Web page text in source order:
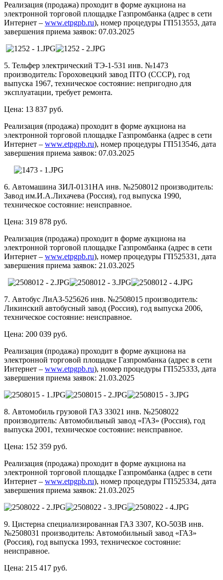
Реализация (продажа) проходит в форме аукциона на
электронной торговой площадке Газпромбанка (адрес в сети
Интернет – www.etpgpb.ru), номер процедуры ГП513553, дата
завершения приема заявок: 07.03.2025
5. Тельфер электрический ТЭ-1-531 инв. №1473
производитель: Гороховецкий завод ПТО (СССР), год
выпуска 1967, техническое состояние: непригодно для
эксплуатации, требует ремонта.
Цена: 13 837 руб.
Реализация (продажа) проходит в форме аукциона на
электронной торговой площадке Газпромбанка (адрес в сети
Интернет – www.etpgpb.ru), номер процедуры ГП513546, дата
завершения приема заявок: 07.03.2025
6. Автомашина ЗИЛ-0131НА инв. №2508012 производитель:
Завод им.И.А.Лихачева (Россия), год выпуска 1990,
техническое состояние: неисправное.
Цена: 319 878 руб.
Реализация (продажа) проходит в форме аукциона на
электронной торговой площадке Газпромбанка (адрес в сети
Интернет – www.etpgpb.ru), номер процедуры ГП525331, дата
завершения приема заявок: 21.03.2025
7. Автобус ЛиАЗ-525626 инв. №2508015 производитель:
Ликинский автобусный завод (Россия), год выпуска 2006,
техническое состояние: неисправное.
Цена: 200 039 руб.
Реализация (продажа) проходит в форме аукциона на
электронной торговой площадке Газпромбанка (адрес в сети
Интернет – www.etpgpb.ru), номер процедуры ГП525333, дата
завершения приема заявок: 21.03.2025
8. Автомобиль грузовой ГАЗ 33021 инв. №2508022
производитель: Автомобильный завод «ГАЗ» (Россия), год
выпуска 2001, техническое состояние: неисправное.
Цена: 152 359 руб.
Реализация (продажа) проходит в форме аукциона на
электронной торговой площадке Газпромбанка (адрес в сети
Интернет – www.etpgpb.ru), номер процедуры ГП525334, дата
завершения приема заявок: 21.03.2025
9. Цистерна специализированная ГАЗ 3307, КО-503В инв.
№2508031 производитель: Автомобильный завод «ГАЗ»
(Россия), год выпуска 1993, техническое состояние:
неисправное.
Цена: 215 417 руб.